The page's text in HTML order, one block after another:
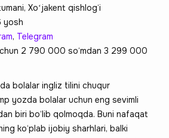
Xoʻjakent qishlog‘i
yosh
, Telegram
2 790 000 so‘mdan 3 299 000
bolalar ingliz tilini chuqur
yozda bolalar uchun eng sevimli
biri bo‘lib qolmoqda. Buni nafaqat
ko‘plab ijobiy sharhlari, balki